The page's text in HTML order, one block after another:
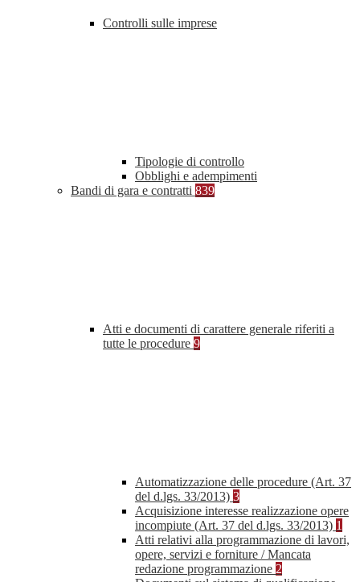
Controlli sulle imprese
Tipologie di controllo
Obblighi e adempimenti
Bandi di gara e contratti 839
Atti e documenti di carattere generale riferiti a
tutte le procedure 9
Automatizzazione delle procedure (Art. 37
del d.lgs. 33/2013) 3
Acquisizione interesse realizzazione opere
incompiute (Art. 37 del d.lgs. 33/2013) 1
Atti relativi alla programmazione di lavori,
opere, servizi e forniture / Mancata
redazione programmazione 2